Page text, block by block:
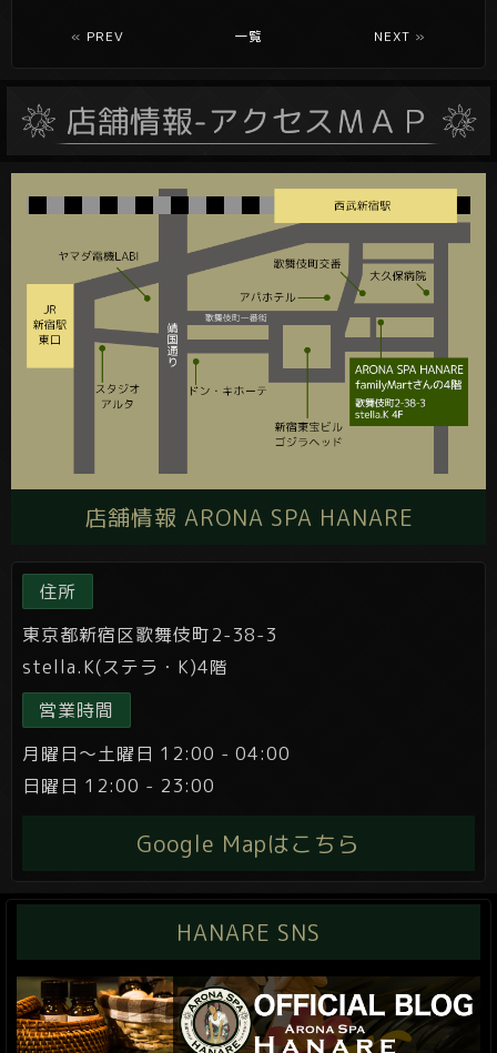
« PREV 一覧 NEXT »
店舗情報 ARONA SPA HANARE
住所
東京都新宿区歌舞伎町2-38-3
stella.K(ステラ・K)4階
営業時間
月曜日～土曜日 12:00 - 04:00
日曜日 12:00 - 23:00
Google Mapはこちら
HANARE SNS